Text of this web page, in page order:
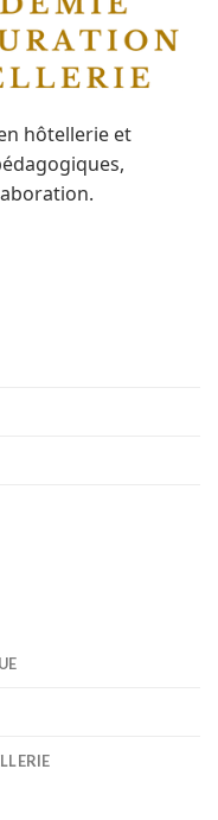
hôtellerie et